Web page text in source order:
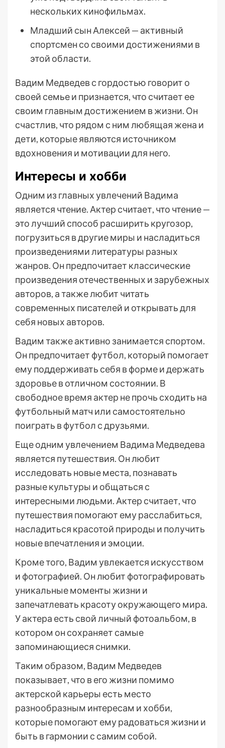
нескольких кинофильмах.
Младший сын Алексей — активный
спортсмен со своими достижениями в
этой области.
Вадим Медведев с гордостью говорит о
своей семье и признается, что считает ее
своим главным достижением в жизни. Он
счастлив, что рядом с ним любящая жена и
дети, которые являются источником
вдохновения и мотивации для него.
Интересы и хобби
Одним из главных увлечений Вадима
является чтение. Актер считает, что чтение —
это лучший способ расширить кругозор,
погрузиться в другие миры и насладиться
произведениями литературы разных
жанров. Он предпочитает классические
произведения отечественных и зарубежных
авторов, а также любит читать
современных писателей и открывать для
себя новых авторов.
Вадим также активно занимается спортом.
Он предпочитает футбол, который помогает
ему поддерживать себя в форме и держать
здоровье в отличном состоянии. В
свободное время актер не прочь сходить на
футбольный матч или самостоятельно
поиграть в футбол с друзьями.
Еще одним увлечением Вадима Медведева
является путешествия. Он любит
исследовать новые места, познавать
разные культуры и общаться с
интересными людьми. Актер считает, что
путешествия помогают ему расслабиться,
насладиться красотой природы и получить
новые впечатления и эмоции.
Кроме того, Вадим увлекается искусством
и фотографией. Он любит фотографировать
уникальные моменты жизни и
запечатлевать красоту окружающего мира.
У актера есть свой личный фотоальбом, в
котором он сохраняет самые
запоминающиеся снимки.
Таким образом, Вадим Медведев
показывает, что в его жизни помимо
актерской карьеры есть место
разнообразным интересам и хобби,
которые помогают ему радоваться жизни и
быть в гармонии с самим собой.